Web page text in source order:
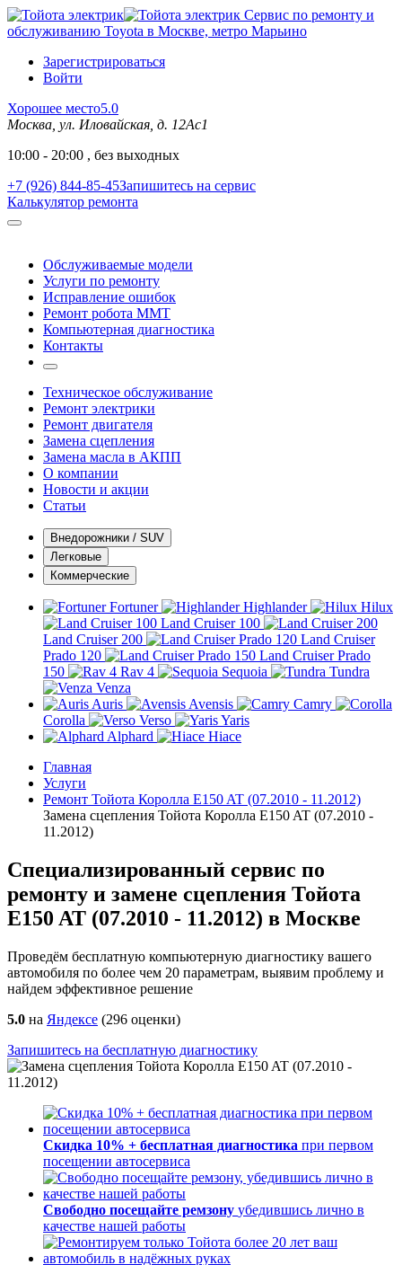
Сервис по ремонту и
обслуживанию Toyota в Москве, метро Марьино
Зарегистрироваться
Войти
Хорошее место5.0
Москва, ул. Иловайская, д. 12Ас1
10:00 - 20:00 , без выходных
+7 (926) 844-85-45Запишитесь на сервис
Калькулятор ремонта
Обслуживаемые модели
Услуги по ремонту
Исправление ошибок
Ремонт робота MMT
Компьютерная диагностика
Контакты
Техническое обслуживание
Ремонт электрики
Ремонт двигателя
Замена сцепления
Замена масла в АКПП
О компании
Новости и акции
Статьи
Внедорожники / SUV
Легковые
Коммерческие
Fortuner Highlander
Hilux
Land Cruiser 100
Land Cruiser 200
Land Cruiser
Prado 120
Land Cruiser Prado
150
Rav 4 Sequoia
Tundra
Venza
Auris
Avensis
Camry
Corolla
Verso
Yaris
Alphard
Hiace
Главная
Услуги
Ремонт Тойота Королла E150 AT (07.2010 - 11.2012)
Замена сцепления Тойота Королла E150 AT (07.2010 -
11.2012)
Специализированный сервис по
ремонту и замене сцепления Тойота
E150 AT (07.2010 - 11.2012) в Москве
Проведём бесплатную компьютерную диагностику вашего
автомобиля по более чем 20 параметрам, выявим проблему и
найдем эффективное решение
5.0 на Яндексе (296 оценки)
Запишитесь на бесплатную диагностику
Скидка 10% + бесплатная диагностика при первом
посещении автосервиса
Свободно посещайте ремзону убедившись лично в
качестве нашей работы